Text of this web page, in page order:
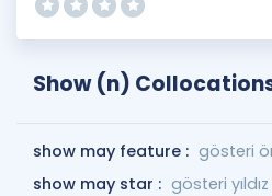
Show (n)
show may feature : gösteri
show may star : gösteri